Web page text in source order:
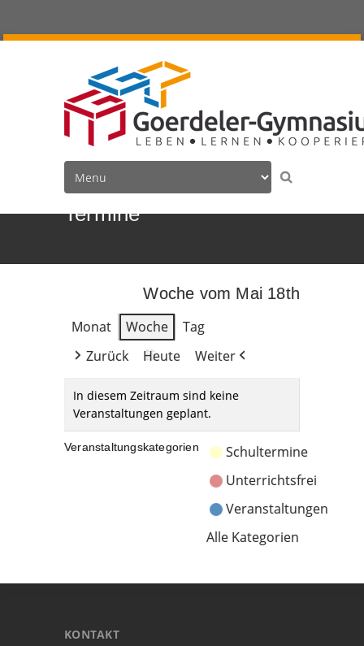
Termine
Woche vom Mai 18th
Monat
Woche
Tag
Zurück
Heute Weiter
In diesem Zeitraum sind keine
Veranstaltungen geplant.
Veranstaltungskategorien
Schultermine
Unterrichtsfrei
Veranstaltungen
Alle Kategorien
KONTAKT